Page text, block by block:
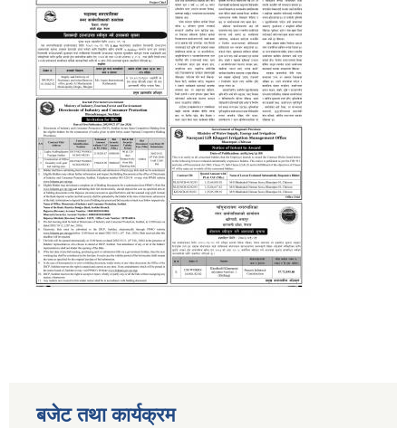
बजेट तथा कार्यक्रम